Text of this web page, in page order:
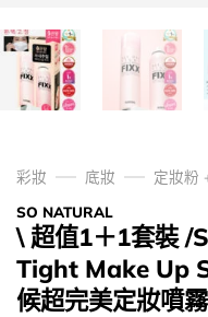
彩妝 底妝 定妝粉
SO NATURAL
\ 超值1＋1套裝
Tight Make Up
候超完美定妝噴